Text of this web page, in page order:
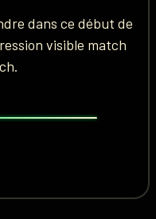
dans ce début de
visible match